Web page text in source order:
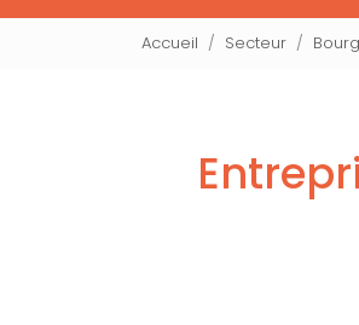
Accueil Secteur